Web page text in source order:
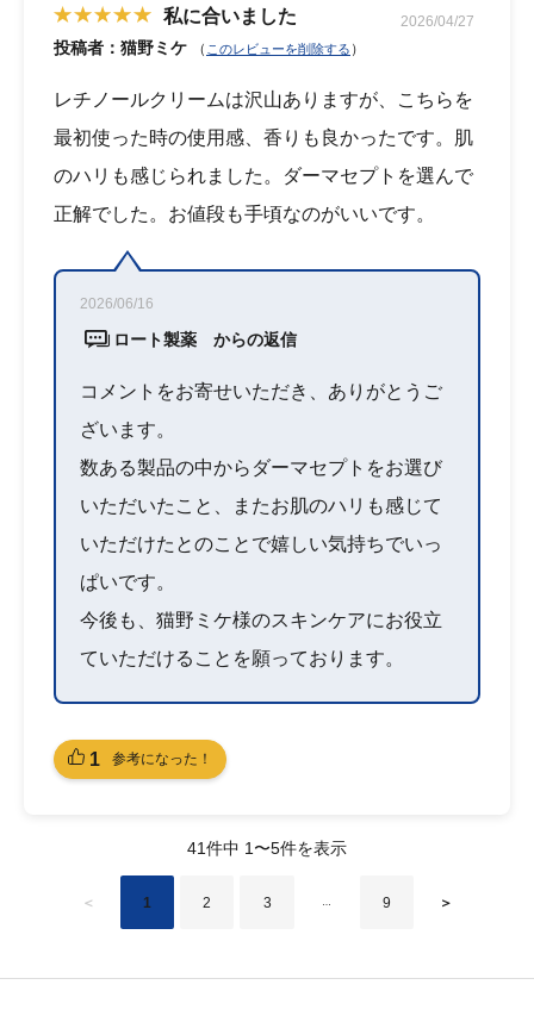
私に合いました 2026/04/27
投稿者：猫野ミケ （ このレビューを削除する ）
レチノールクリームは沢山ありますが、こちらを
最初使った時の使用感、香りも良かったです。肌
のハリも感じられました。ダーマセプトを選んで
正解でした。お値段も手頃なのがいいです。
ロート製薬 からの返信
2026/06/16
コメントをお寄せいただき、ありがとうご
ざいます。
数ある製品の中からダーマセプトをお選び
いただいたこと、またお肌のハリも感じて
いただけたとのことで嬉しい気持ちでいっ
ぱいです。
今後も、猫野ミケ様のスキンケアにお役立
ていただけることを願っております。
1 参考になった！
41件中 1〜5件を表示
＜ 1 2 3 … 9 ＞